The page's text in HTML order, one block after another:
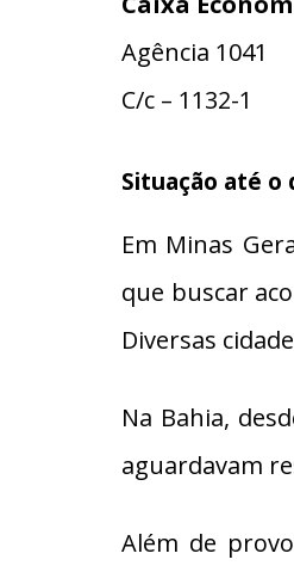
Agência 1041
C/c – 1132-1
Situação até o
Em Minas
que buscar
Diversas
Na Bahia,
aguardavam
Além de